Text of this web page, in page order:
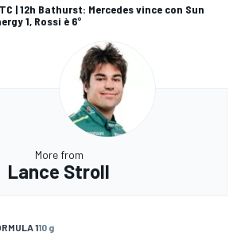
| 12h Bathurst: Mercedes vince con Sun
1, Rossi è 6°
More from
Lance Stroll
110 g